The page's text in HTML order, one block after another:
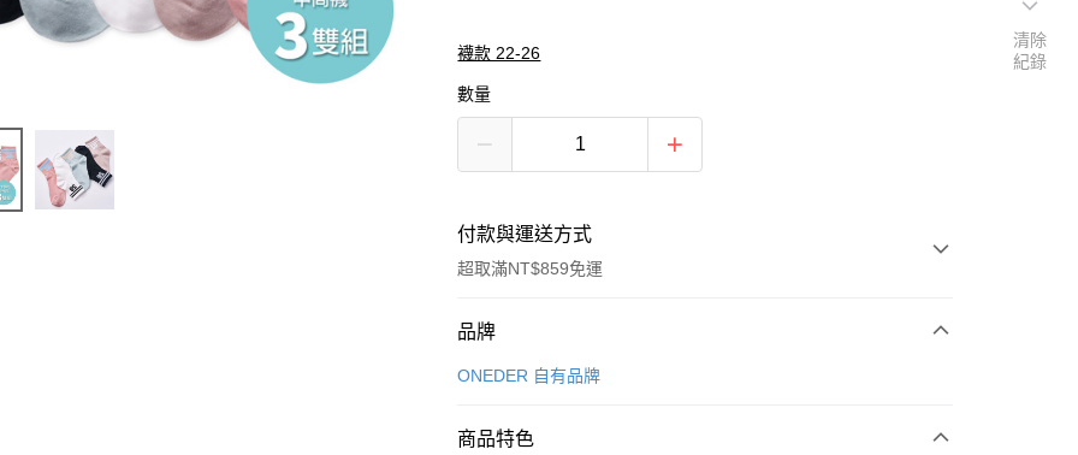
襪款 22-26
數量
付款與運送方式
超取滿NT$859免運
付款方式
信用卡一次付款
品牌
ONEDER 自有品牌
商品特色
清除
紀錄